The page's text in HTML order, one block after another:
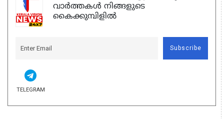
വാർത്തകൾ നിങ്ങളുടെ
കൈക്കുമ്പിളിൽ
Subscribe
TELEGRAM